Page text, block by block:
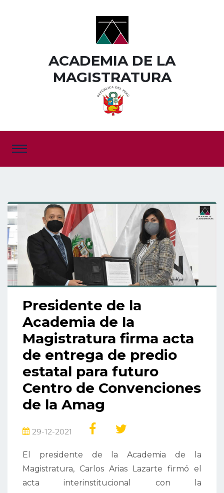
ACADEMIA DE LA
MAGISTRATURA
Presidente de la
Academia de la
Magistratura firma acta
de entrega de predio
estatal para futuro
Centro de Convenciones
de la Amag
29-12-2021
El presidente de la Academia de la
Magistratura, Carlos Arias Lazarte firmó el
acta interinstitucional con la